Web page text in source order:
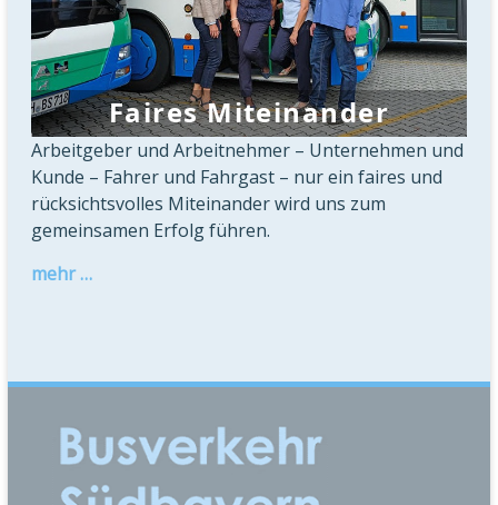
Faires Miteinander
Arbeitgeber und Arbeitnehmer – Unternehmen und
Kunde – Fahrer und Fahrgast – nur ein faires und
rücksichtsvolles Miteinander wird uns zum
gemeinsamen Erfolg führen.
mehr …